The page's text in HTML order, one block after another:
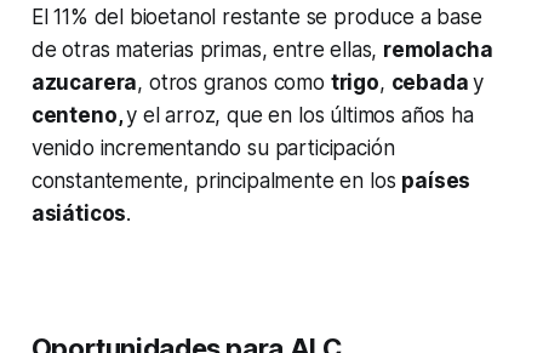
El 11% del bioetanol restante se produce a base
de otras materias primas, entre ellas, remolacha
azucarera, otros granos como trigo, cebaday
centeno,y el arroz, que en los últimos años ha
venido incrementando su participación
constantemente, principalmente en los países
asiáticos.